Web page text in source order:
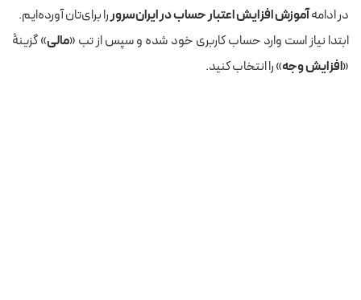
در ادامهآموزش افزایش اعتبار حساب در ایران‌سروررا برای‌تان آورده‌ایم.
ابتدا نیاز است وارد حساب کاربری خود شده و سپس از تب «مالی» گزینۀ
«افزایش وجه» را انتخاب کنید.